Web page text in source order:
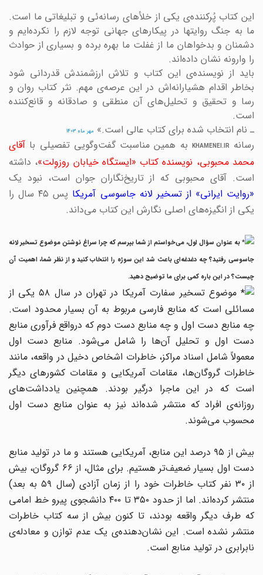
این کتاب پُرکننده‌ی یکی از خلأهای رسانه‌ئی و تبلیغاتی ما است.
ما به جنگ روایتها در پیکارهای جهانی توجه لازم را نکرده‌ایم و
دشمنان و بدخواهان ما از غفلت ما بهره برده و بسیاری از حوادث
را وارونه نشان داده‌اند.
باید از نویسنده‌ی این کتاب و تلاش ارزشمندش قدردانی شود
بخاطر اقدام هشیارانه‌اش در این عرصه‌ی مهم. نثر کتاب روان و
رسا و تحقیق و تحلیل‌های آن منطقی و صادقانه و قانع‌کننده
است.
ـ نام انتخاب شده برای کتاب عالی است.»مهر ماه ۱۴۰۳
رسانهKHAMENEI.IRبه همین مناسبت گفت‌وگویی تفصیلی با آقای
محمد محبوبی، نویسنده کتاب «ایستگاه خیابان روزوِلت»، داشته
است. آقای محبوبی که از تاریخ‌نگاران جوان است، نبود یک
«روایت ایرانی» از تسخیر لانه جاسوسی آمریکا
پس ۴۵ سال را
یکی از انگیزه‌های اصلی نگارش این کتاب می‌داند.
به عنوان سؤال اول، می‌خواستم از شما بپرسم که چرا سراغ نوشتن موضوع تسخیر لانه
جاسوسی رفتید؟ چه دغدغه‌ای باعث شد این سوژه را انتخاب کنید و از نظر شما، اهمیت آن
چیست؟ در این باره کمی برای ما توضیح دهید.
موضوع تسخیر سفارت آمریکا در تهران در سال ۵۸ یکی از
مسائلی است که منابع فارسی مربوط به آن بسیار محدود است.
چه منابع دست اول و چه منابع دست دوم که درواقع فرآوری منابع
دست اول و تحلیل آن‌ها را شامل می‌شود. منابع دست اول
معمولاً شامل اسناد مراکز، خاطرات اشخاص دخیل در واقعه، مانند
خاطرات گروگان‌ها، مقامات آمریکایی و مقامات کشورهای دیگر
است که در این ماجرا درگیر بودند. همچنین یادداشت‌های
روزانه‌ی افراد که منتشر شده‌اند نیز به عنوان منابع دست اول
محسوب می‌شوند.
بیش از ۹۵ درصد این منابع، آمریکایی هستند و ما در تولید منابع
دست اول بسیار ضعیف‌تر هستیم. برای مثال، از ۶۶ گروگان، بیش
از ۳۰ نفر کتاب خاطرات خود را از زمان آزادی (سال ۵۹ به بعد)
منتشر کرده‌اند. اما از حدود ۳۵۰ تا ۴۰۰ دانشجوی پیرو خط امامی
که طرف دیگر واقعه بودند، تا کنون بیش از سه کتاب خاطرات
منتشر نشده است. این نشان‌دهنده‌ی یک عدم توازن و معادله‌ی
نابرابری در تولید منابع است.